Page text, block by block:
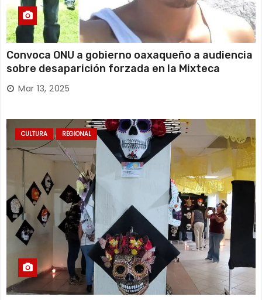
Convoca ONU a gobierno oaxaqueño a audiencia
sobre desaparición forzada en la Mixteca
Mar 13, 2025
CULTURA REGIONAL